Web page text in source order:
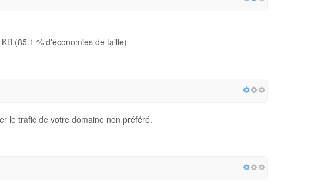
(85.1 % d'économies de taille)
le trafic de votre domaine non préféré.